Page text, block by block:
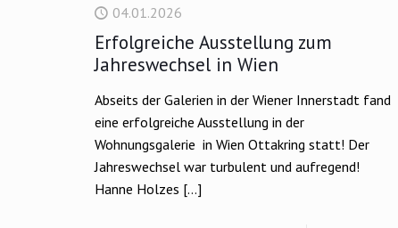
04.01.2026
Erfolgreiche Ausstellung zum
Jahreswechsel in Wien
Abseits der Galerien in der Wiener Innerstadt fand
eine erfolgreiche Ausstellung in der
Wohnungsgalerie in Wien Ottakring statt! Der
Jahreswechsel war turbulent und aufregend!
Hanne Holzes […]